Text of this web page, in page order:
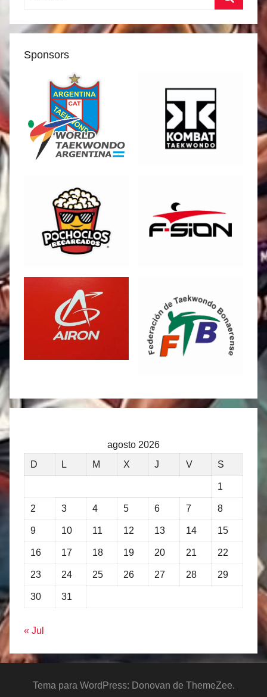
Sponsors
agosto 2026
D
L M X J V S
1
2 3 4 5 6 7 8
9 10 11 12 13 14 15
16 17 18 19 20 21 22
23 24 25 26 27 28 29
30 31
« Jul
Tema para WordPress: Donovan de ThemeZee.